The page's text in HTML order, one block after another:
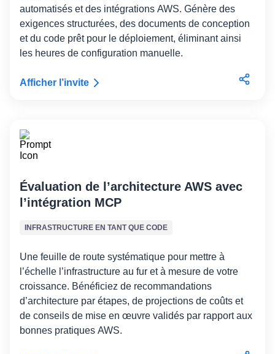
automatisés et des intégrations AWS. Génère des
exigences structurées, des documents de conception
et du code prêt pour le déploiement, éliminant ainsi
les heures de configuration manuelle.
Afficher l’invite
Évaluation de l’architecture AWS avec
l’intégration MCP
INFRASTRUCTURE EN TANT QUE CODE
Une feuille de route systématique pour mettre à
l’échelle l’infrastructure au fur et à mesure de votre
croissance. Bénéficiez de recommandations
d’architecture par étapes, de projections de coûts et
de conseils de mise en œuvre validés par rapport aux
bonnes pratiques AWS.